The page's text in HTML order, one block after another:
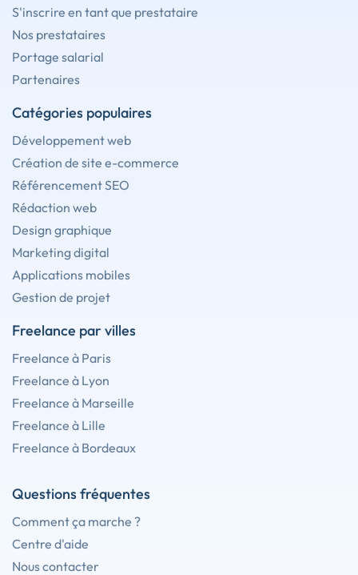
S'inscrire en tant que prestataire
Nos prestataires
Portage salarial
Partenaires
Catégories populaires
Développement web
Création de site e-commerce
Référencement SEO
Rédaction web
Design graphique
Marketing digital
Applications mobiles
Gestion de projet
Freelance par villes
Freelance à Paris
Freelance à Lyon
Freelance à Marseille
Freelance à Lille
Freelance à Bordeaux
Questions fréquentes
Comment ça marche ?
Centre d'aide
Nous contacter